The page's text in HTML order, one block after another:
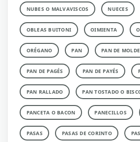
NUBES O MALVAVISCOS NUECES
OBLEAS BUITONI OIMIENTA
ORÉGANO PAN PAN DE MOLDE
PAN DE PAGÉS PAN DE PAYÉS
PAN RALLADO PAN TOSTADO O
PANCETA O BACON PANECILLOS
PASAS PASAS DE CORINTO